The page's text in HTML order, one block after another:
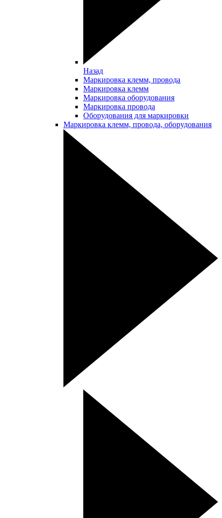
Назад
Маркировка клемм, провода
Маркировка клемм
Маркировка оборудования
Маркировка провода
Оборудования для маркировки
Маркировка клемм, провода, оборудования